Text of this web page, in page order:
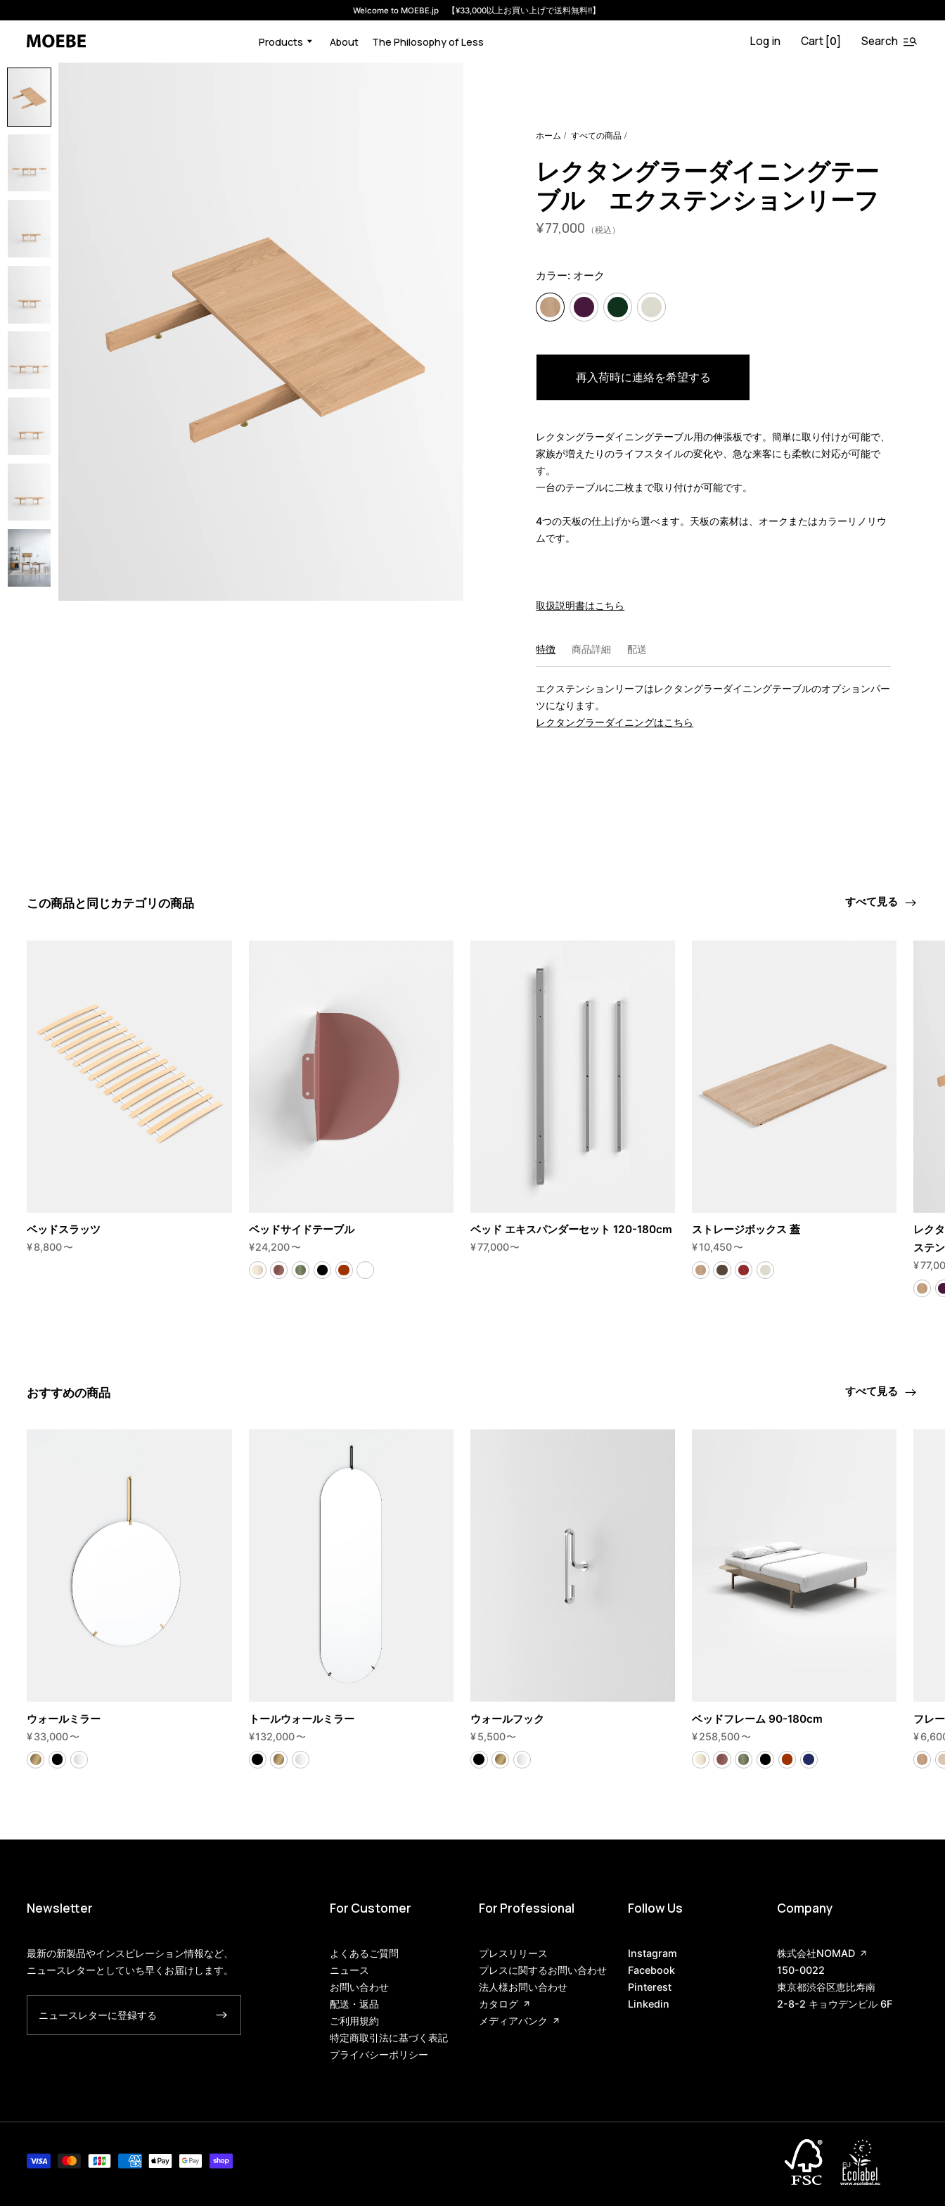
Welcome to MOEBE.jp 【¥33,000以上お買い上げで送料無料!!】
Products About The Philosophy of Less Log in Cart [0] Search
46731588763880
ホーム すべての商品
レクタングラーダイニングテー
ブル エクステンションリーフ
¥77,000 （税込）
カラー: オーク
再入荷時に連絡を希望する
レクタングラーダイニングテーブル用の伸張板です。簡単に取り付けが可能で、
家族が増えたりのライフスタイルの変化や、急な来客にも柔軟に対応が可能で
す。
一台のテーブルに二枚まで取り付けが可能です。
4つの天板の仕上げから選べます。天板の素材は、オークまたはカラーリノリウ
ムです。
取扱説明書はこちら
特徴 商品詳細 配送
エクステンションリーフはレクタングラーダイニングテーブルのオプションパー
レクタングラーダイニングはこちら
この商品と同じカテゴリの商品 すべて見る
ベッドスラッツ
¥8,800〜
ベッドサイドテーブル
¥24,200〜
ベッド エキスパンダーセット 120-180cm
¥77,000〜
ストレージボックス 蓋
¥10,450〜
レク
ステ
¥
おすすめの商品 すべて見る
ウォールミラー
¥33,000〜
トールウォールミラー
¥132,000〜
ウォールフック
¥5,500〜
ベッドフレーム 90-180cm
¥258,500〜
フレ
¥
Newsletter
最新の新製品やインスピレーション情報など、
ニュースレターとしていち早くお届けします。
ニュースレターに登録する
For Customer
よくあるご質問
ニュース
お問い合わせ
配送・返品
ご利用規約
特定商取引法に基づく表記
プライバシーポリシー
For Professional
プレスリリース
プレスに関するお問い合わせ
法人様お問い合わせ
カタログ
メディアバンク
Follow Us
Instagram
Facebook
Pinterest
Linkedin
Company
株式会社NOMAD
150-0022
東京都渋谷区恵比寿南
2-8-2 キョウデンビル 6F